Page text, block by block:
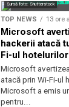
Sursă foto: Shutterstock
TOP NEWS 13 ore
Microsoft
hackerii atacă
Fi-ul hotelurilor
Microsoft
atacă prin Wi-Fi-ul
Microsoft a emis
pentru...